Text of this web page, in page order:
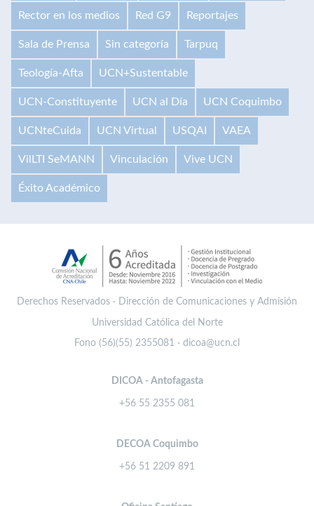
Rector en los medios Red G9 Reportajes
Sala de Prensa Sin categoría Tarpuq
Teología-Afta UCN+Sustentable
UCN-Constituyente UCN al Día UCN Coquimbo
UCNteCuida UCN Virtual USQAI VAEA
VilLTI SeMANN Vinculación Vive UCN
Éxito Académico
Derechos Reservados · Dirección de Comunicaciones y Admisión
Universidad Católica del Norte
Fono (56)(55) 2355081 · dicoa@ucn.cl
DICOA - Antofagasta
+56 55 2355 081
DECOA Coquimbo
+56 51 2209 891